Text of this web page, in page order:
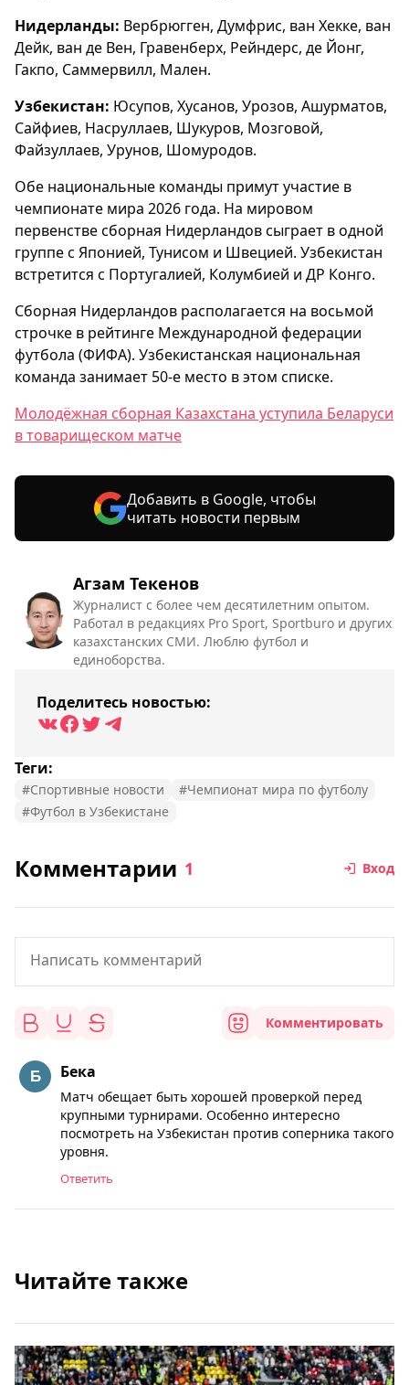
Агзам Текенов
Журналист с более чем десятилетним опытом.
Работал в редакциях Pro Sport, Sportburo и других
казахстанских СМИ. Люблю футбол и
единоборства.
Поделитесь новостью:
Теги:
#Спортивные новости
#Чемпионат мира по футболу
#Футбол в Узбекистане
Нидерланды: Вербрюгген, Думфрис, ван Хекке, ван
Дейк, ван де Вен, Гравенберх, Рейндерс, де Йонг,
Гакпо, Саммервилл, Мален.
Узбекистан: Юсупов, Хусанов, Урозов, Ашурматов,
Сайфиев, Насруллаев, Шукуров, Мозговой,
Файзуллаев, Урунов, Шомуродов.
Обе национальные команды примут участие в
чемпионате мира 2026 года. На мировом
первенстве сборная Нидерландов сыграет в одной
группе с Японией, Тунисом и Швецией. Узбекистан
встретится с Португалией, Колумбией и ДР Конго.
Сборная Нидерландов располагается на восьмой
строчке в рейтинге Международной федерации
футбола (ФИФА). Узбекистанская национальная
команда занимает 50-е место в этом списке.
Молодёжная сборная Казахстана уступила Беларуси
в товарищеском матче
Добавить в Google, чтобы
читать новости первым
Комментарии 1 Вход
Комментировать
Бека
Матч обещает быть хорошей проверкой перед
крупными турнирами. Особенно интересно
посмотреть на Узбекистан против соперника такого
уровня.
Ответить
Читайте также